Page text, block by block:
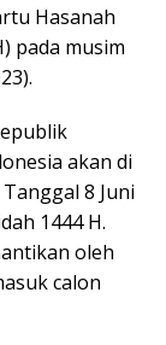
Hasanah
pada musim
akan di
8 Juni
1444 H.
oleh
calon